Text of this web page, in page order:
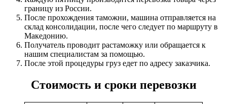
границу из России.
После прохождения таможни, машина отправляется на
склад консолидации, после чего следует по маршруту в
Македонию.
Получатель проводит растаможку или обращается к
нашим специалистам за помощью.
После этой процедуры груз едет по адресу заказчика.
Стоимость и сроки перевозки